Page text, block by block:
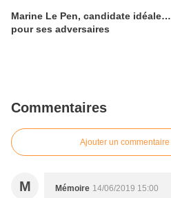
Marine Le Pen, candidate idéale…
pour ses adversaires
Commentaires
Ajouter un commentaire
M Mémoire 14/06/2019 15:00